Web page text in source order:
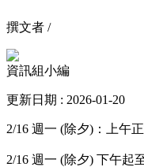
撰文者 /
資訊組小編
更新日期 : 2026-01-20
2/16 週一 (除夕)：上午
2/16 週一 (除夕) 下午起